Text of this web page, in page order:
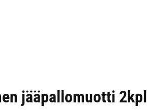
jääpallomuotti 2kpl